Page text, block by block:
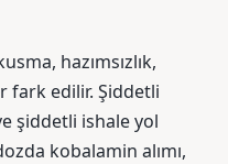
hazımsızlık,
fark edilir. Şiddetli
şiddetli ishale yol
kobalamin alımı,